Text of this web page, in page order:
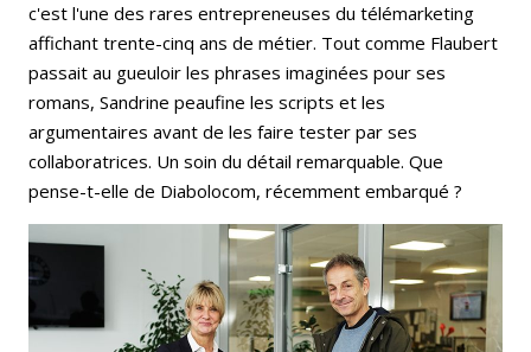
c'est l'une des rares entrepreneuses du télémarketing
affichant trente-cinq ans de métier. Tout comme Flaubert
passait au gueuloir les phrases imaginées pour ses
romans, Sandrine peaufine les scripts et les
argumentaires avant de les faire tester par ses
collaboratrices. Un soin du détail remarquable. Que
pense-t-elle de Diabolocom, récemment embarqué ?